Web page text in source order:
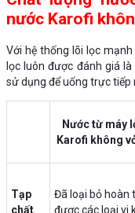
nước Karofi
Với hệ thống lõi lọc
lọc luôn được đánh giá
sử dụng để uống trực tiếp
Nước từ máy
Karofi không
Tạp
chất
Đã loại bỏ hoàn
được các loại vi